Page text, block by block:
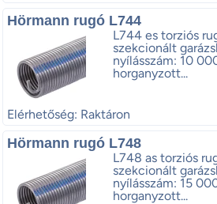
Hörmann rugó L744
L744 es torziós
szekcionált
nyílásszám: 10
horganyzott...
Elérhetőség: Raktáron
Hörmann rugó L748
L748 as torziós
szekcionált
nyílásszám: 15
horganyzott...